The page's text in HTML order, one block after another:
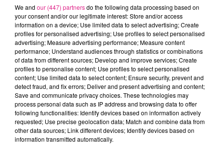
- Grand corps malade
- Julien Doré
- Vitaa & Slimane
- Hoshi
Vous avez la possibilité de retrouver ces artistes au
Galaxie d’Amnéville, à l’open air Zénith Nancy
Maxéville, à l’autre canal, au Théâtre de Thionville, les
Arènes de Metz ou encore pour certains à l’espace
L.A.C Gérardmer
Pour plus d’informations n’hésitez pas à vous rendre
We and our (447) partnersdo the following data processing based on
your consent and/or our legitimate interest: Store and/or access
information on a device; Use limited data to select advertising; Create
profiles for personalised advertising; Use profiles to select personalised
advertising; Measure advertising performance; Measure content
performance; Understand audiences through statistics or combinations
of data from different sources; Develop and improve services; Create
profiles to personalise content; Use profiles to select personalised
content; Use limited data to select content; Ensure security, prevent and
detect fraud, and fix errors; Deliver and present advertising and content;
Save and communicate privacy choices. These technologies may
process personal data such as IP address and browsing data to offer
following functionalities: Identify devices based on information actively
requested; Use precise geolocation data; Match and combine data from
other data sources; Link different devices; Identify devices based on
information transmitted automatically.